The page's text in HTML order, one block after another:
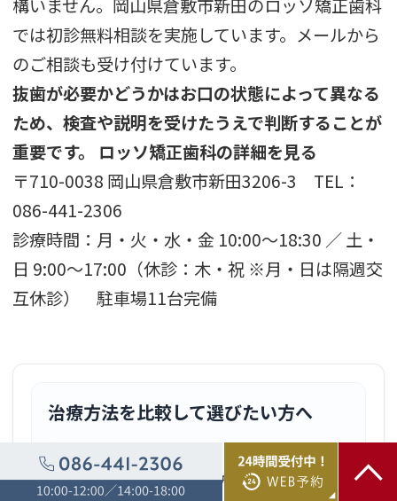
では初診無料相談を実施しています。メールから
のご相談も受け付けています。
抜歯が必要かどうかはお口の状態によって異なる
ため、検査や説明を受けたうえで判断することが
重要です。
ロッソ矯正歯科の詳細を見る
〒710-0038 岡山県倉敷市新田3206-3 TEL：
086-441-2306
診療時間：月・火・水・金 10:00〜18:30 ／ 土・
日 9:00〜17:00（休診：木・祝 ※月・日は隔週交
互休診） 駐車場11台完備
治療方法を比較して選びたい方へ
抜歯の有無だけでなく、見た目や通院
頻度なども含めて治療方法を整理でき